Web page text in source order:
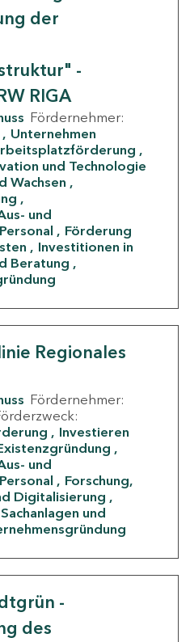
der
-
RIGA
Fördernehmer:
Unternehmen
und Technologie
Wachsen
und
Förderung
Investitionen in
Beratung
Regionales
Fördernehmer:
Investieren
und
Forschung,
Digitalisierung
und
-
des